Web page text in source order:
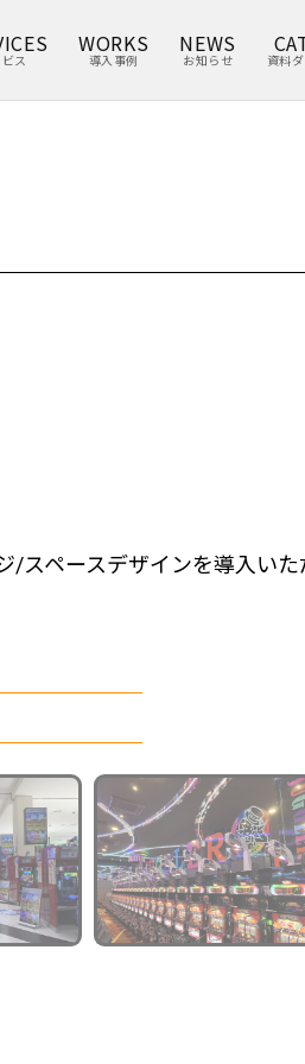
ス
WORKS
導入事例
NEWS
お知らせ 資料
スペースデザインを導入いた